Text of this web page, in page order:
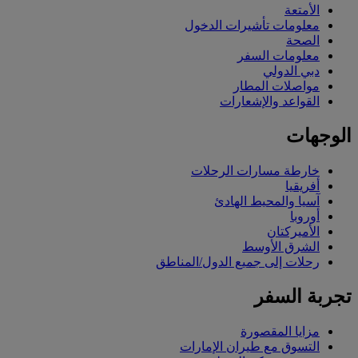
الأمتعة
معلومات تأشيرات الدخول
الصحة
معلومات السفر
دبي الدولي
مواصلات المطار
القواعد والإشعارات
الوجهات
خارطة مسارات الرحلات
أفريقيا
آسيا والمحيط الهادئ
أوروبا
الأميركتان
الشرق الأوسط
رحلات إلى جميع الدول/المناطق
تجربة السفر
مزايا المقصورة
التسوق مع طيران الإمارات